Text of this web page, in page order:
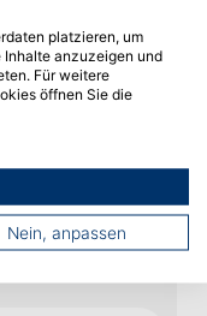
wird.
haben
platzieren, um
Inhalte anzuzeigen und
Für weitere
öffnen Sie die
Nein, anpassen